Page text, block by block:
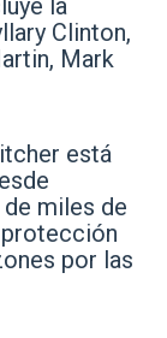
Clinton,
Mark
está
miles de
por las